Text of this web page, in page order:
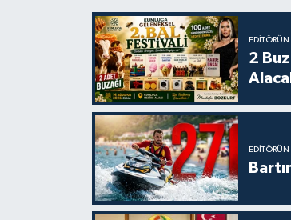
EDITÖRÜN
2
EDITÖRÜN